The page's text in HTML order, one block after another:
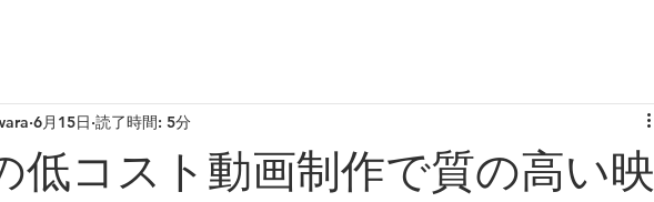
低コスト動画制作で質の高い映
6月15日 読了時間: 5分